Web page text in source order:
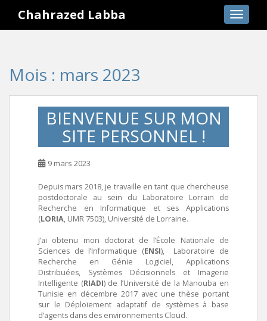
i
Chahrazed Labba
Mois : mars 2023
BIENVENUE SUR MON
SITE PERSONNEL !
9 mars 2023
Depuis mars 2018, je travaille en tant que chercheuse
postdoctorale au sein du Laboratoire Lorrain de
Recherche en Informatique et ses Applications
(LORIA, UMR 7503), Université de Lorraine.
J’ai obtenu mon doctorat de l’École Nationale de
Sciences de l’Informatique (ENSI), Laboratoire de
Recherche en Génie Logiciel, Applications
Distribuées, Systèmes Décisionnels et Imagerie
Intelligente (RIADI) de l’Université de la Manouba en
Tunisie en décembre 2017 avec une thèse portant
sur le Déploiement adaptatif de systèmes à base
d’agents dans des environnements Cloud.